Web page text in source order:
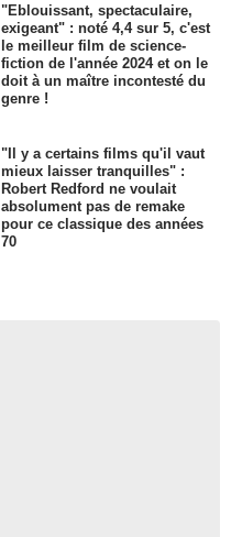
"Eblouissant, spectaculaire,
exigeant" : noté 4,4 sur 5, c'est
le meilleur film de science-
fiction de l'année 2024 et on le
doit à un maître incontesté du
genre !
"Il y a certains films qu'il vaut
mieux laisser tranquilles" :
Robert Redford ne voulait
absolument pas de remake
pour ce classique des années
70